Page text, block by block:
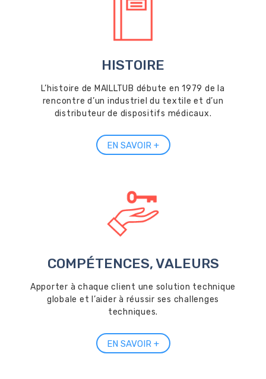
HISTOIRE
L’histoire de MAILLTUB débute en 1979 de la
rencontre d’un industriel du textile et d’un
distributeur de dispositifs médicaux.
EN SAVOIR +
COMPÉTENCES, VALEURS
Apporter à chaque client une solution technique
globale et l’aider à réussir ses challenges
techniques.
EN SAVOIR +